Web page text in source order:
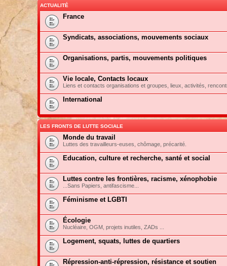
ACTUALITÉ
France
Syndicats, associations, mouvements sociaux
Organisations, partis, mouvements politiques
Vie locale, Contacts locaux
Liens et contacts organisations et groupes, lieux, activités,
International
LES FRONTS DE LUTTE SOCIALE
Monde du travail
Luttes des travailleurs-euses, chômage, précarité.
Education, culture et recherche, santé et social
Luttes contre les frontières, racisme, xénophobie
...Sans Papiers, antifascisme...
Féminisme et LGBTI
Écologie
Nucléaire, OGM, projets inutiles, ZADs ...
Logement, squats, luttes de quartiers
Répression-anti-répression, résistance et soutien